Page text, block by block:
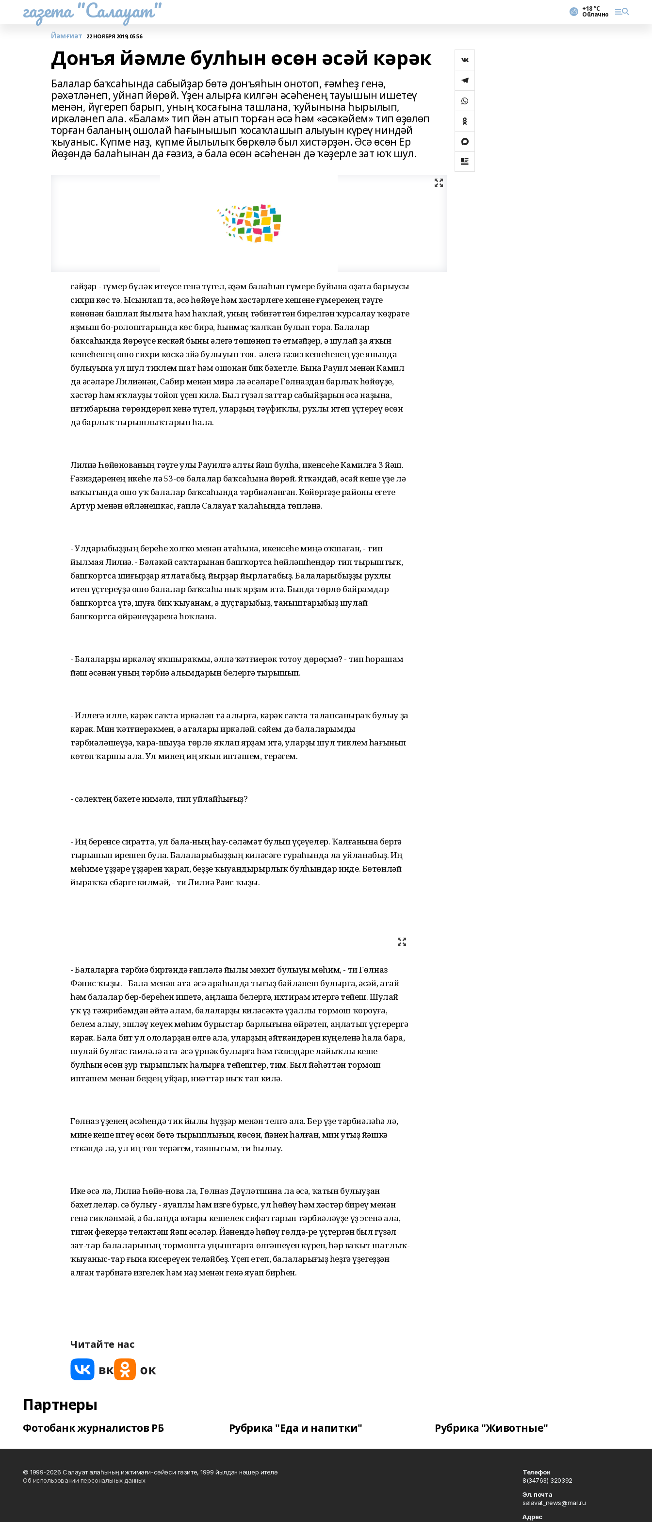
газета "Салауат" +18 °С
Облачно
Йәмғиәт 22 НОЯБРЯ 2019, 05:56
Донъя йәмле булһын өсөн әсәй кәрәк
Балалар баҡсаһында сабыйҙар бөтә донъяһын онотоп, ғәмһеҙ генә,
рәхәтләнеп, уйнап йөрөй. Үҙен алырға килгән әсәһенең тауышын ишетеү
менән, йүгереп барып, уның ҡосағына ташлана, ҡуйынына һырылып,
иркәләнеп ала. «Балам» тип йән атып торған әсә һәм «әсәкәйем» тип өҙөлөп
торған баланың ошолай һағынышып ҡосаҡлашып алыуын күреү ниндәй
ҡыуаныс. Күпме наҙ, күпме йылылыҡ бөркөлә был хистәрҙән. Әсә өсөн Ер
йөҙөндә балаһынан да ғәзиз, ә бала өсөн әсәһенән дә ҡәҙерле зат юҡ шул.
Әсәйҙәр - ғүмер бүләк итеүсе генә түгел, әҙәм балаһын ғүмере буйына оҙата барыусы
сихри көс тә. Ысынлап та, әсә һөйөүе һәм хәстәрлеге кешене ғүмеренең тәүге
көнөнән башлап йылыта һәм һаҡлай, уның тәбиғәттән бирелгән ҡурсалау ҡөҙрәте
яҙмыш бо-ролоштарында көс бирә, һынмаҫ ҡалҡан булып тора. Балалар
баҡсаһында йөрөүсе кескәй быны әлегә төшөнөп тә етмәйҙер, ә шулай ҙа яҡын
кешеһенең ошо сихри көскә эйә булыуын тоя. Ә әлегә ғәзиз кешеһенең үҙе янында
булыуына ул шул тиклем шат һәм ошонан бик бәхетле. Бына Рауил менән Камил
да әсәләре Лилиәнән, Сабир менән Әмирә лә әсәләре Гөлназдан барлыҡ һөйөүҙе,
хәстәр һәм яҡлауҙы тойоп үҫеп килә. Был гүзәл заттар сабыйҙарын әсә наҙына,
иғтибарына төрөндөрөп кенә түгел, уларҙың тәүфиҡлы, рухлы итеп үҫтереү өсөн
дә барлыҡ тырышлыҡтарын һала.
Лилиә Һөйөнованың тәүге улы Рауилгә алты йәш булһа, икенсеһе Камилға 3 йәш.
Ғәзиздәренең икеһе лә 53-сө балалар баҡсаһына йөрөй. Әйткәндәй, әсәй кеше үҙе лә
ваҡытында ошо уҡ балалар баҡсаһында тәрбиәләнгән. Көйөргәҙе районы егете
Артур менән өйләнешкәс, ғаилә Салауат ҡалаһында төпләнә.
- Улдарыбыҙҙың береһе холҡо менән атаһына, икенсеһе миңә оҡшаған, - тип
йылмая Лилиә. - Бәләкәй саҡтарынан башҡортса һөйләшһендәр тип тырыштыҡ,
башҡортса шиғырҙар ятлатабыҙ, йырҙар йырлатабыҙ. Балаларыбыҙҙы рухлы
итеп үҫтереүҙә ошо балалар баҡсаһы ныҡ ярҙам итә. Бында төрлө байрамдар
башҡортса үтә, шуға бик ҡыуанам, ә дуҫтарыбыҙ, таныштарыбыҙ шулай
башҡортса өйрәнеүҙәренә һоҡлана.
- Балаларҙы иркәләү яҡшыраҡмы, әллә ҡәтғиерәк тотоу дөрөҫмө? - тип һорашам
йәш әсәнән уның тәрбиә алымдарын белергә тырышып.
- Иллегә илле, кәрәк саҡта иркәләп тә алырға, кәрәк саҡта талапсаныраҡ булыу ҙа
кәрәк. Мин ҡәтғиерәкмен, ә аталары иркәләй. Әсәйем дә балаларымды
тәрбиәләшеүҙә, ҡара-шыуҙа төрлө яҡлап ярҙам итә, уларҙы шул тиклем һағынып
көтөп ҡаршы ала. Ул минең иң яҡын иптәшем, терәгем.
- Әсәлектең бәхете нимәлә, тип уйлайһығыҙ?
- Иң беренсе сиратта, ул бала-ның һау-сәләмәт булып үҫеүелер. Ҡалғанына бергә
тырышып ирешеп була. Балаларыбыҙҙың киләсәге тураһында ла уйланабыҙ. Иң
мөһиме үҙҙәре үҙҙәрен ҡарап, беҙҙе ҡыуандырырлыҡ булһындар инде. Бөтөнләй
йыраҡҡа ебәрге килмәй, - ти Лилиә Рәис ҡыҙы.
- Балаларға тәрбиә биргәндә ғаиләлә йылы мөхит булыуы мөһим, - ти Гөлназ
Фәнис ҡыҙы. - Бала менән ата-әсә араһында тығыҙ бәйләнеш булырға, әсәй, атай
һәм балалар бер-береһен ишетә, аңлаша белергә, ихтирам итергә тейеш. Шулай
уҡ үҙ тәжрибәмдән әйтә алам, балаларҙы киләсәктә үҙаллы тормош ҡороуға,
белем алыу, эшләү кеүек мөһим бурыстар барлығына өйрәтеп, аңлатып үҫтерергә
кәрәк. Бала бит ул ололарҙан өлгө ала, уларҙың әйткәндәрен күңеленә һала бара,
шулай булғас ғаиләлә ата-әсә үрнәк булырға һәм ғәзиздәре лайыҡлы кеше
булһын өсөн ҙур тырышлыҡ һалырға тейештер, тим. Был йәһәттән тормош
иптәшем менән беҙҙең уйҙар, ниәттәр ныҡ тап килә.
Гөлназ үҙенең әсәһендә тик йылы һүҙҙәр менән телгә ала. Бер үҙе тәрбиәләһә лә,
мине кеше итеү өсөн бөтә тырышлығын, көсөн, йәнен һалған, мин утыҙ йәшкә
еткәндә лә, ул иң төп терәгем, таянысым, ти һылыу.
Ике әсә лә, Лилиә Һөйө-нова ла, Гөлназ Дәүләтшина ла әсә, ҡатын булыуҙан
бәхетлеләр. Әсә булыу - яуаплы һәм изге бурыс, ул һөйөү һәм хәстәр биреү менән
генә сикләнмәй, ә балаңда юғары кешелек сифаттарын тәрбиәләүҙе үҙ эсенә ала,
тигән фекерҙә теләктәш йәш әсәләр. Йәнендә һөйөү гөлдә-ре үҫтергән был гүзәл
зат-тар балаларының тормошта уңыштарға өлгәшеүен күреп, һәр ваҡыт шатлыҡ-
ҡыуаныс-тар ғына кисереүен теләйбеҙ. Үҫеп етеп, балаларығыҙ һеҙгә үҙегеҙҙән
алған тәрбиәгә изгелек һәм наҙ менән генә яуап бирһен.
Читайте нас
Партнеры
Фотобанк журналистов РБ Рубрика "Еда и напитки" Рубрика "Животные"
© 1999-2026 Салауат ҡалаһының ижтимағи-сәйәси гәзите, 1999 йылдан нәшер ителә
Об использовании персональных данных
Телефон
8(34763) 320392
Эл. почта
salavat_news@mail.ru
Адрес